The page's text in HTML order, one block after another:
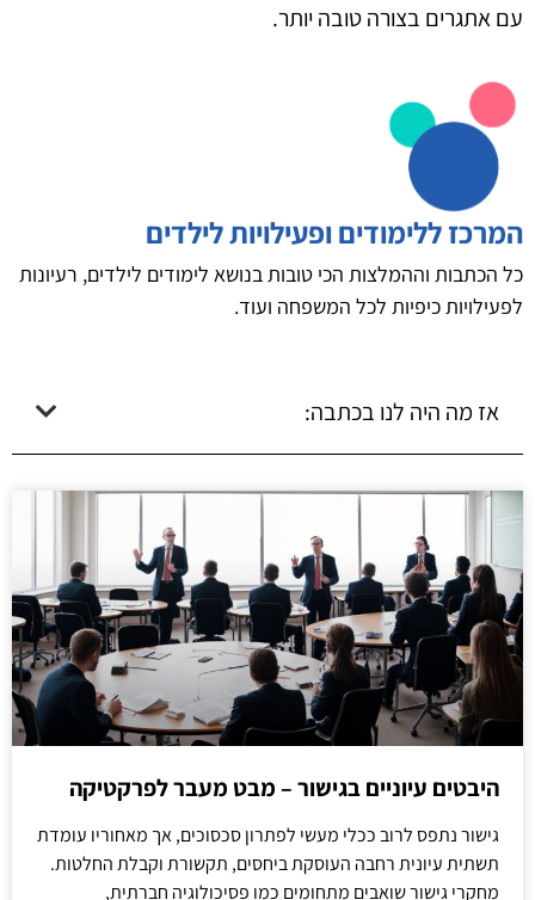
עם אתגרים בצורה טובה יותר.
המרכז ללימודים ופעילויות לילדים
כל הכתבות וההמלצות הכי טובות בנושא לימודים לילדים, רעיונות
לפעילויות כיפיות לכל המשפחה ועוד.
אז מה היה לנו בכתבה:
היבטים עיוניים בגישור – מבט מעבר לפרקטיקה
גישור נתפס לרוב ככלי מעשי לפתרון סכסוכים, אך מאחוריו עומדת
תשתית עיונית רחבה העוסקת ביחסים, תקשורת וקבלת החלטות.
מחקרי גישור שואבים מתחומים כמו פסיכולוגיה חברתית,